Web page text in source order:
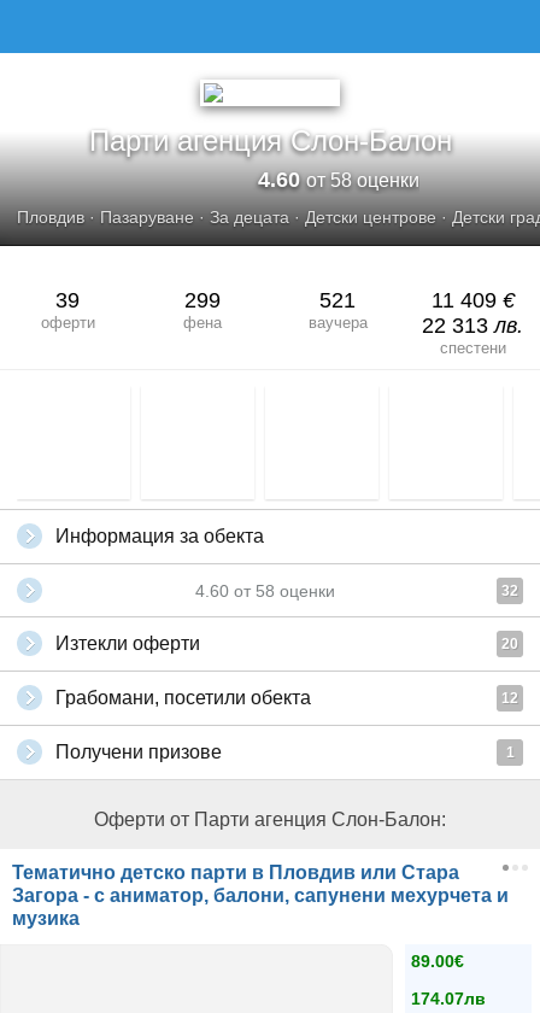
Парти агенция Слон-Балон
4.60от 58 оценки
Пловдив· Пазаруване · За децата · Детски центрове · Детски
39
оферти
299
фена
521
ваучера
11 409 €
22 313лв.
спестени
Информация за обекта
4.60 от 58 оценки 32
Изтекли оферти 20
Грабомани, посетили обекта 12
Получени призове 1
Оферти от Парти агенция Слон-Балон:
Тематично детско парти в Пловдив или Стара
Загора - с аниматор, балони, сапунени мехурчета и
музика
89.00€
174.07лв